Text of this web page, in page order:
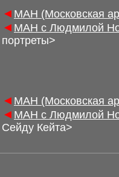
◄ МАН (Московская
◄ МАН с Людмилой
портреты>
◄ МАН (Московская
◄ МАН с Людмилой
Сейду Кейта>